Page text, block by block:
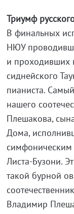
Триумф
В финальных
НЮУ
и
сиднейского
пианиста.
нашего
Плешакова,
Дома,
Листа-Бузони.
такой бурной
Владимир